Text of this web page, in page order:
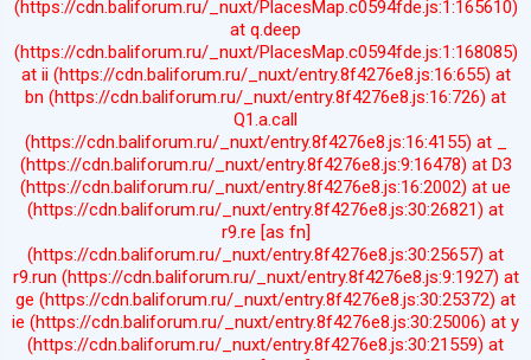
(https://cdn.baliforum.ru/_nuxt/PlacesMap.c0594fde.js:1:165610)
at q.deep
(https://cdn.baliforum.ru/_nuxt/PlacesMap.c0594fde.js:1:168085)
at ii (https://cdn.baliforum.ru/_nuxt/entry.8f4276e8.js:16:655) at
bn (https://cdn.baliforum.ru/_nuxt/entry.8f4276e8.js:16:726) at
Q1.a.call
(https://cdn.baliforum.ru/_nuxt/entry.8f4276e8.js:16:4155) at _
(https://cdn.baliforum.ru/_nuxt/entry.8f4276e8.js:9:16478) at D3
(https://cdn.baliforum.ru/_nuxt/entry.8f4276e8.js:16:2002) at ue
(https://cdn.baliforum.ru/_nuxt/entry.8f4276e8.js:30:26821) at
r9.re [as fn]
(https://cdn.baliforum.ru/_nuxt/entry.8f4276e8.js:30:25657) at
r9.run (https://cdn.baliforum.ru/_nuxt/entry.8f4276e8.js:9:1927) at
ge (https://cdn.baliforum.ru/_nuxt/entry.8f4276e8.js:30:25372) at
ie (https://cdn.baliforum.ru/_nuxt/entry.8f4276e8.js:30:25006) at y
(https://cdn.baliforum.ru/_nuxt/entry.8f4276e8.js:30:21559) at